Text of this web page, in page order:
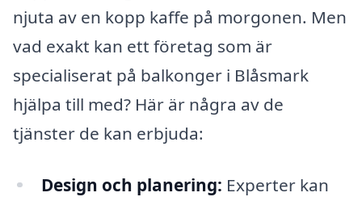
njuta av en kopp kaffe på morgonen. Men
vad exakt kan ett företag som är
specialiserat på balkonger i Blåsmark
hjälpa till med? Här är några av de
tjänster de kan erbjuda:
Design och planering: Experter kan